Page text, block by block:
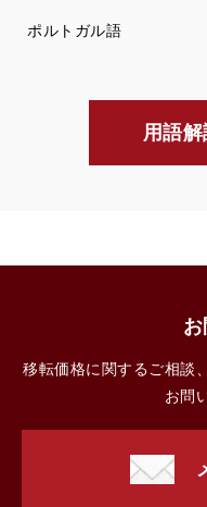
ポルトガル語
用語
移転価格に関するご相談
お問